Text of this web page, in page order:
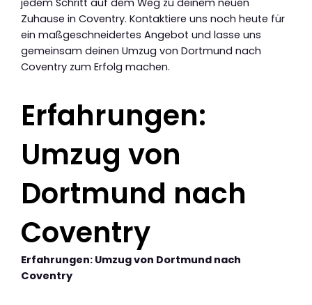
jedem Schritt auf dem Weg zu deinem neuen
Zuhause in Coventry. Kontaktiere uns noch heute für
ein maßgeschneidertes Angebot und lasse uns
gemeinsam deinen Umzug von Dortmund nach
Coventry zum Erfolg machen.
Erfahrungen:
Umzug von
Dortmund nach
Coventry
Erfahrungen: Umzug von Dortmund nach
Coventry